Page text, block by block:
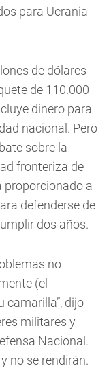
para Ucrania
de dólares
de 110.000
dinero para
nacional. Pero
sobre la
fronteriza de
proporcionado a
defenderse de
dos años.
no
(el
camarilla”, dijo
militares y
Nacional.
no se rendirán.